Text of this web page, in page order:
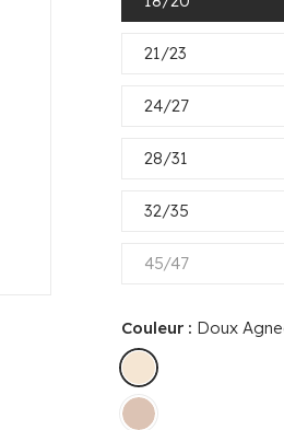
21/23
24/27
28/31
32/35
45/47
Couleur : Doux